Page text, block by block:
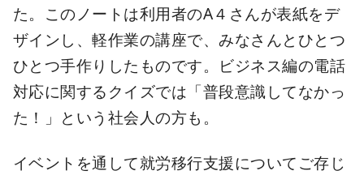
た。このノートは利用者のA４さんが表紙をデ
ザインし、軽作業の講座で、みなさんとひとつ
ひとつ手作りしたものです。ビジネス編の電話
対応に関するクイズでは「普段意識してなかっ
た！」という社会人の方も。
イベントを通して就労移行支援についてご存じ